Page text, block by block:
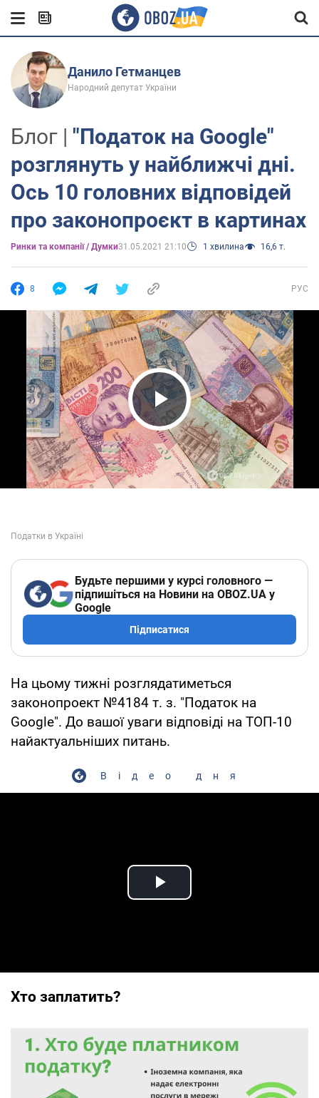
Данило Гетманцев
Народний депутат України
Блог | "Податок на Google"
розглянуть у найближчі дні.
Ось 10 головних відповідей
про законопроєкт в картинах
Ринки та компанії / Думки31.05.2021 21:10 1 хвилина 16,6 т.
8 РУС
Play Video
Будьте першими у курсі головного —
підпишіться на Новини на OBOZ.UA у
Google
Підписатися
На цьому тижні розглядатиметься
законопроект №4184 т. з. "Податок на
Google". До вашої уваги відповіді на ТОП-10
найактуальніших питань.
Відео дня
Play Video
Хто заплатить?